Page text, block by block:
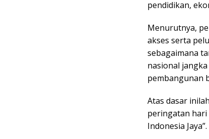
pendidikan,
Menurutnya,
akses serta
sebagaimana
nasional
pembangunan
Atas dasar
peringatan hari
Indonesia Jaya”.